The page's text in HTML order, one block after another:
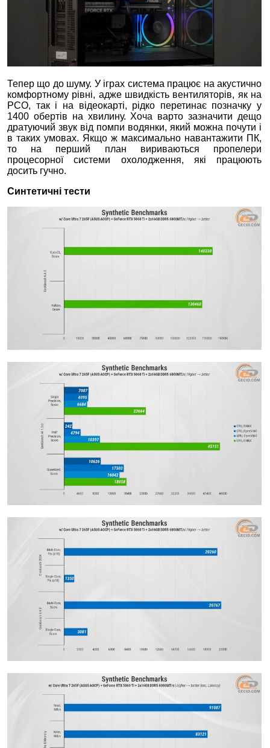
Тепер що до шуму. У іграх система працює на акустично
комфортному рівні, адже швидкість вентиляторів, як на
РСО, так і на відеокарті, рідко перетинає позначку у
1400 обертів на хвилину. Хоча варто зазначити дещо
дратуючий звук від помпи водянки, який можна почути і
в таких умовах. Якщо ж максимально навантажити ПК,
то на перший план вириваються пропелери
процесорної системи охолодження, які працюють
досить гучно.
Синтетичні тести